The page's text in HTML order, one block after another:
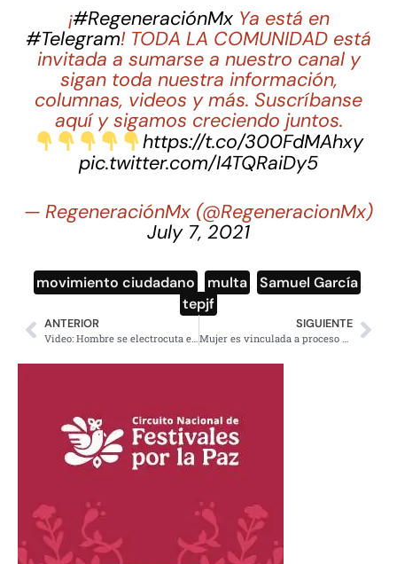
¡#RegeneraciónMxYa está en
#Telegram! TODA LA COMUNIDAD está
invitada a sumarse a nuestro canal y
sigan toda nuestra información,
columnas, videos y más. Suscríbanse
aquí y sigamos creciendo juntos.
https://t.co/300FdMAhxy
pic.twitter.com/I4TQRaiDy5
— RegeneraciónMx (@RegeneracionMx)
July 7, 2021
movimiento ciudadano multa Samuel García
tepjf
ANTERIOR SIGUIENTE